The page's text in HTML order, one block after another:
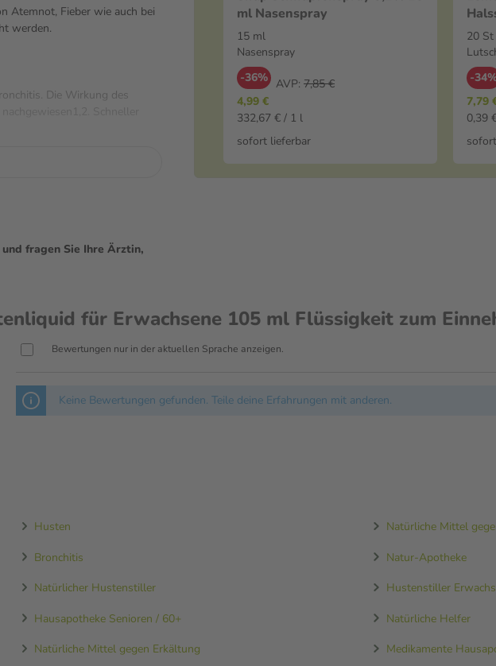
Atemnot, Fieber wie auch bei
werden.
Die Wirkung des
– Lindert den
zu finden.
wieder abklingen.
und Jugendliche ab 12
Wechselwirkungen mit
produziert. Denn Qualität und
Markteinführung von
an den Bedürfnissen
fragen Sie Ihre Ärztin,
ml Nasenspray
15 ml
Nasenspray
-36% AVP: 7,85 €
4,99 €
332,67 € / 1 l
sofort lieferbar
20 St
-
7,79
0,39
für Erwachsene 105 ml Flüssigkeit zum
Bewertungen nur in der aktuellen Sprache anzeigen.
Keine Bewertungen gefunden. Teile deine Erfahrungen mit anderen.
Husten Natürliche Mittel
Bronchitis Natur-Apotheke
Natürlicher Hustenstiller Hustenstiller
Hausapotheke Senioren / 60+ Natürliche Helfer
Natürliche Mittel gegen Erkältung Medikamente